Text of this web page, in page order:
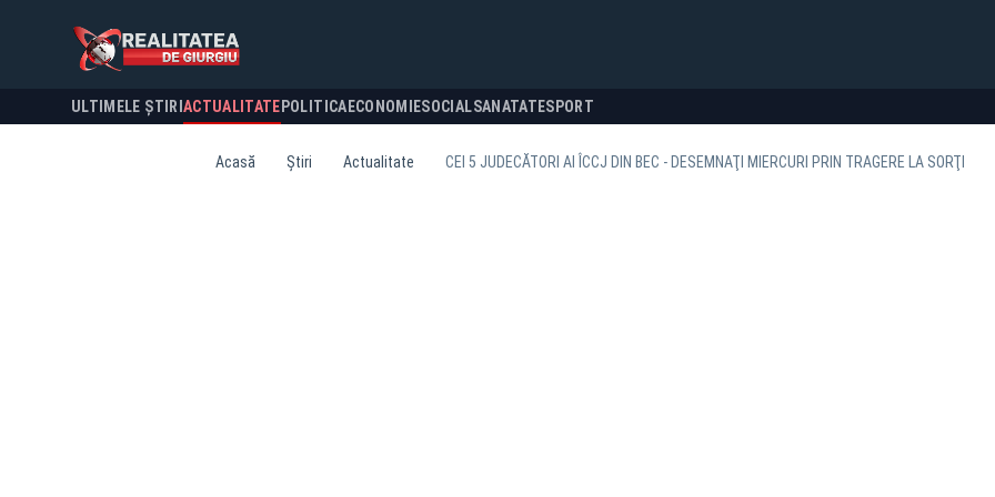
ULTIMELE ȘTIRI ACTUALITATE POLITICA ECONOMIESOCIALSANATATESPORT
Acasă Știri Actualitate CEI 5 JUDECĂTORI AI ÎCCJ DIN BEC - DESEMNAŢI MIERCURI PRIN TRAGERE LA SORŢI